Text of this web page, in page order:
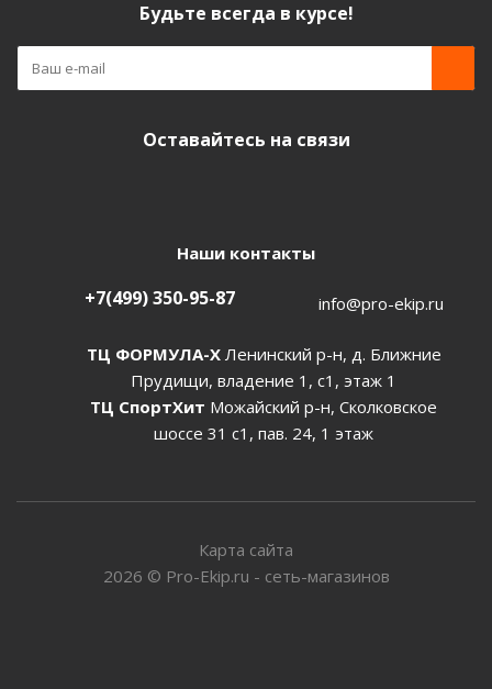
Будьте всегда в курсе!
Оставайтесь на связи
Наши контакты
+7(499) 350-95-87 info@pro-ekip.ru
ТЦ ФОРМУЛА-ХЛенинский р-н, д. Ближние
Прудищи, владение 1, с1, этаж 1
ТЦ СпортХит Можайский р-н, Сколковское
шоссе 31 с1, пав. 24, 1 этаж
Карта сайта
2026 © Pro-Ekip.ru - сеть-магазинов